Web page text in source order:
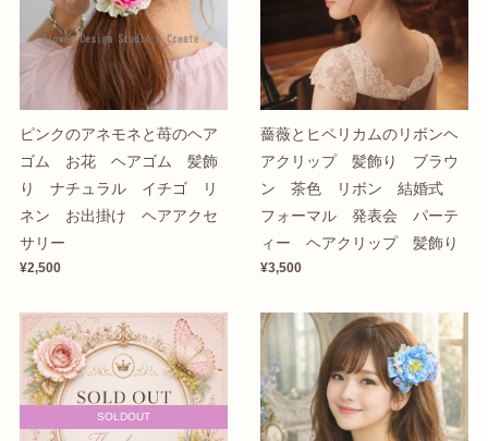
ピンクのアネモネと苺のヘア
ゴム お花 ヘアゴム 髪飾
り ナチュラル イチゴ リ
ネン お出掛け ヘアアクセ
サリー
¥2,500
薔薇とヒペリカムのリボンヘ
アクリップ 髪飾り ブラウ
ン 茶色 リボン 結婚式
フォーマル 発表会 パーテ
ィー ヘアクリップ 髪飾り
¥3,500
SOLDOUT